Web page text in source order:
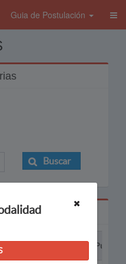
Guia de Postulación
Buscar
Puesto